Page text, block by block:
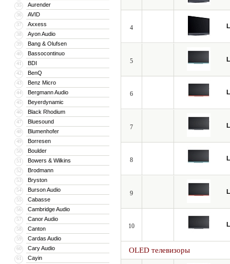
35 Aurender
36 AVID
37 Axxess
38 Ayon Audio
39 Bang & Olufsen
40 Bassocontinuo
41 BDI
42 BenQ
43 Benz Micro
44 Bergmann Audio
45 Beyerdynamic
46 Black Rhodium
47 Bluesound
48 Blumenhofer
49 Borresen
50 Boulder
51 Bowers & Wilkins
52 Brodmann
53 Bryston
54 Burson Audio
55 Cabasse
56 Cambridge Audio
57 Canor Audio
58 Canton
59 Cardas Audio
60 Cary Audio
61 Cayin
4
5
6
7
8
9
10
OLED телевизоры